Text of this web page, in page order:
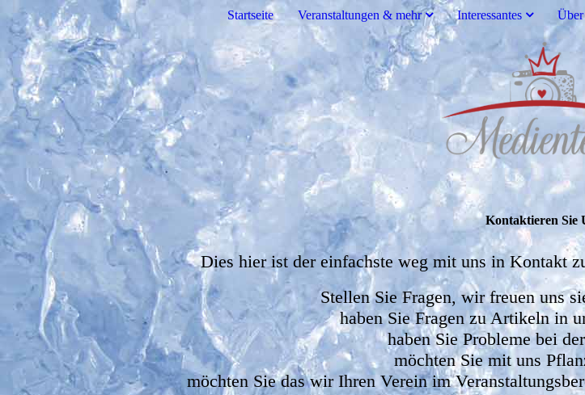
Startseite Veranstaltungen & mehr Interessantes
Kontaktieren Sie
Dies hier ist der einfachste weg mit uns in Kontakt
Stellen Sie Fragen, wir freuen uns
haben Sie Fragen zu Artikeln in
haben Sie Probleme bei
möchten Sie mit uns
möchten Sie das wir Ihren Verein im